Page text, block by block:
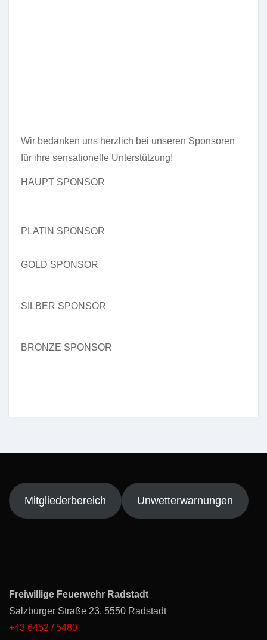
Wir bedanken uns herzlich bei unseren Sponsoren
für ihre sensationelle Unterstützung!
HAUPT SPONSOR
PLATIN SPONSOR
GOLD SPONSOR
SILBER SPONSOR
BRONZE SPONSOR
Mitgliederbereich Unwetterwarnungen
Freiwillige Feuerwehr Radstadt
Salzburger Straße 23, 5550 Radstadt
+43 6452 / 5480